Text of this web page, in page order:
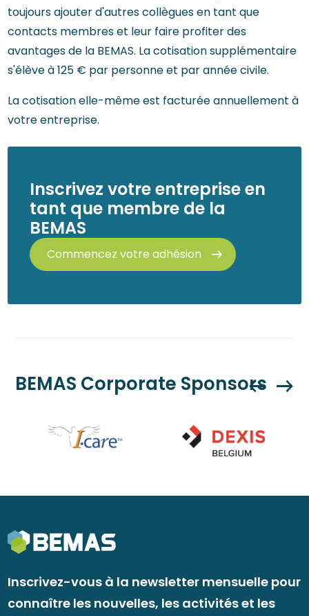
toujours ajouter d'autres collègues en tant que
contacts membres et leur faire profiter des
avantages de la BEMAS. La cotisation supplémentaire
s'élève à 125 € par personne et par année civile.
La cotisation elle-même est facturée annuellement à
votre entreprise.
Inscrivez votre entreprise en
tant que membre de la
BEMAS
Commencez votre adhésion
BEMAS Corporate Sponsors
Inscrivez-vous à la newsletter mensuelle pour
connaître les nouvelles, les activités et les